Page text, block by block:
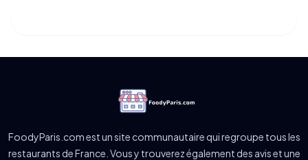
FoodyParis.com est un site communautaire qui regroupe tous les
restaurants de France. Vous y trouverez également des avis et une